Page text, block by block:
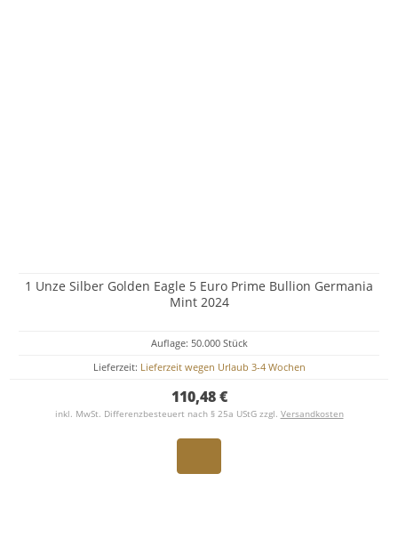
1 Unze Silber Golden Eagle 5 Euro Prime Bullion Germania
Mint 2024
Auflage: 50.000 Stück
Lieferzeit: Lieferzeit wegen Urlaub 3-4 Wochen
110,48 €
inkl. MwSt. Differenzbesteuert nach § 25a UStG zzgl. Versandkosten